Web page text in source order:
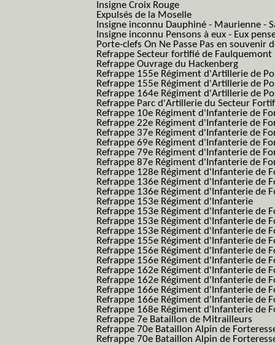
Insigne Croix Rouge
Expulsés de la Moselle
Insigne inconnu Dauphiné - Maurienne -
Insigne inconnu Pensons à eux - Eux
Porte-clefs On Ne Passe Pas en souvenir
Refrappe Secteur fortifié de Faulquemont
Refrappe Ouvrage du Hackenberg
Refrappe 155e Régiment d'Artillerie de
Refrappe 155e Régiment d'Artillerie de
Refrappe 164e Régiment d'Artillerie de
Refrappe Parc d'Artillerie du Secteur
Refrappe 10e Régiment d'Infanterie de
Refrappe 22e Régiment d'Infanterie de
Refrappe 37e Régiment d'Infanterie de
Refrappe 69e Régiment d'Infanterie de
Refrappe 79e Régiment d'Infanterie de
Refrappe 87e Régiment d'Infanterie de
Refrappe 128e Régiment d'Infanterie de
Refrappe 136e Régiment d'Infanterie de
Refrappe 136e Régiment d'Infanterie de
Refrappe 153e Régiment d'Infanterie
Refrappe 153e Régiment d'Infanterie de
Refrappe 153e Régiment d'Infanterie de
Refrappe 153e Régiment d'Infanterie de
Refrappe 155e Régiment d'Infanterie de
Refrappe 156e Régiment d'Infanterie de
Refrappe 156e Régiment d'Infanterie de
Refrappe 162e Régiment d'Infanterie de
Refrappe 162e Régiment d'Infanterie de
Refrappe 166e Régiment d'Infanterie de
Refrappe 166e Régiment d'Infanterie de
Refrappe 168e Régiment d'Infanterie de
Refrappe 7e Bataillon de Mitrailleurs
Refrappe 70e Bataillon Alpin de
Refrappe 70e Bataillon Alpin de